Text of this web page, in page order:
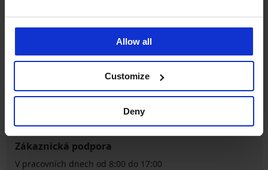
Allow all
Customize
Deny
8 % z nákupu zpět
zdarma
Výhodné poštovné
Chytrý průvodce
Zákaznická podpora
V pracovních dnech od 8:00 do 17:00